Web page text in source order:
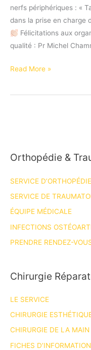
nerfs périphériques : «
dans la prise en charge
Félicitations aux
qualité : Pr Michel
Le
Olivier
expertise
journées
du
Président
SFCM
Read More »
Orthopédie &
SERVICE D’ORTHOPÉDIE
SERVICE DE
ÉQUIPE MÉDICALE
INFECTIONS
PRENDRE RENDEZ-
Chirurgie
LE SERVICE
CHIRURGIE
CHIRURGIE DE LA MAIN
FICHES D’INFORMATION